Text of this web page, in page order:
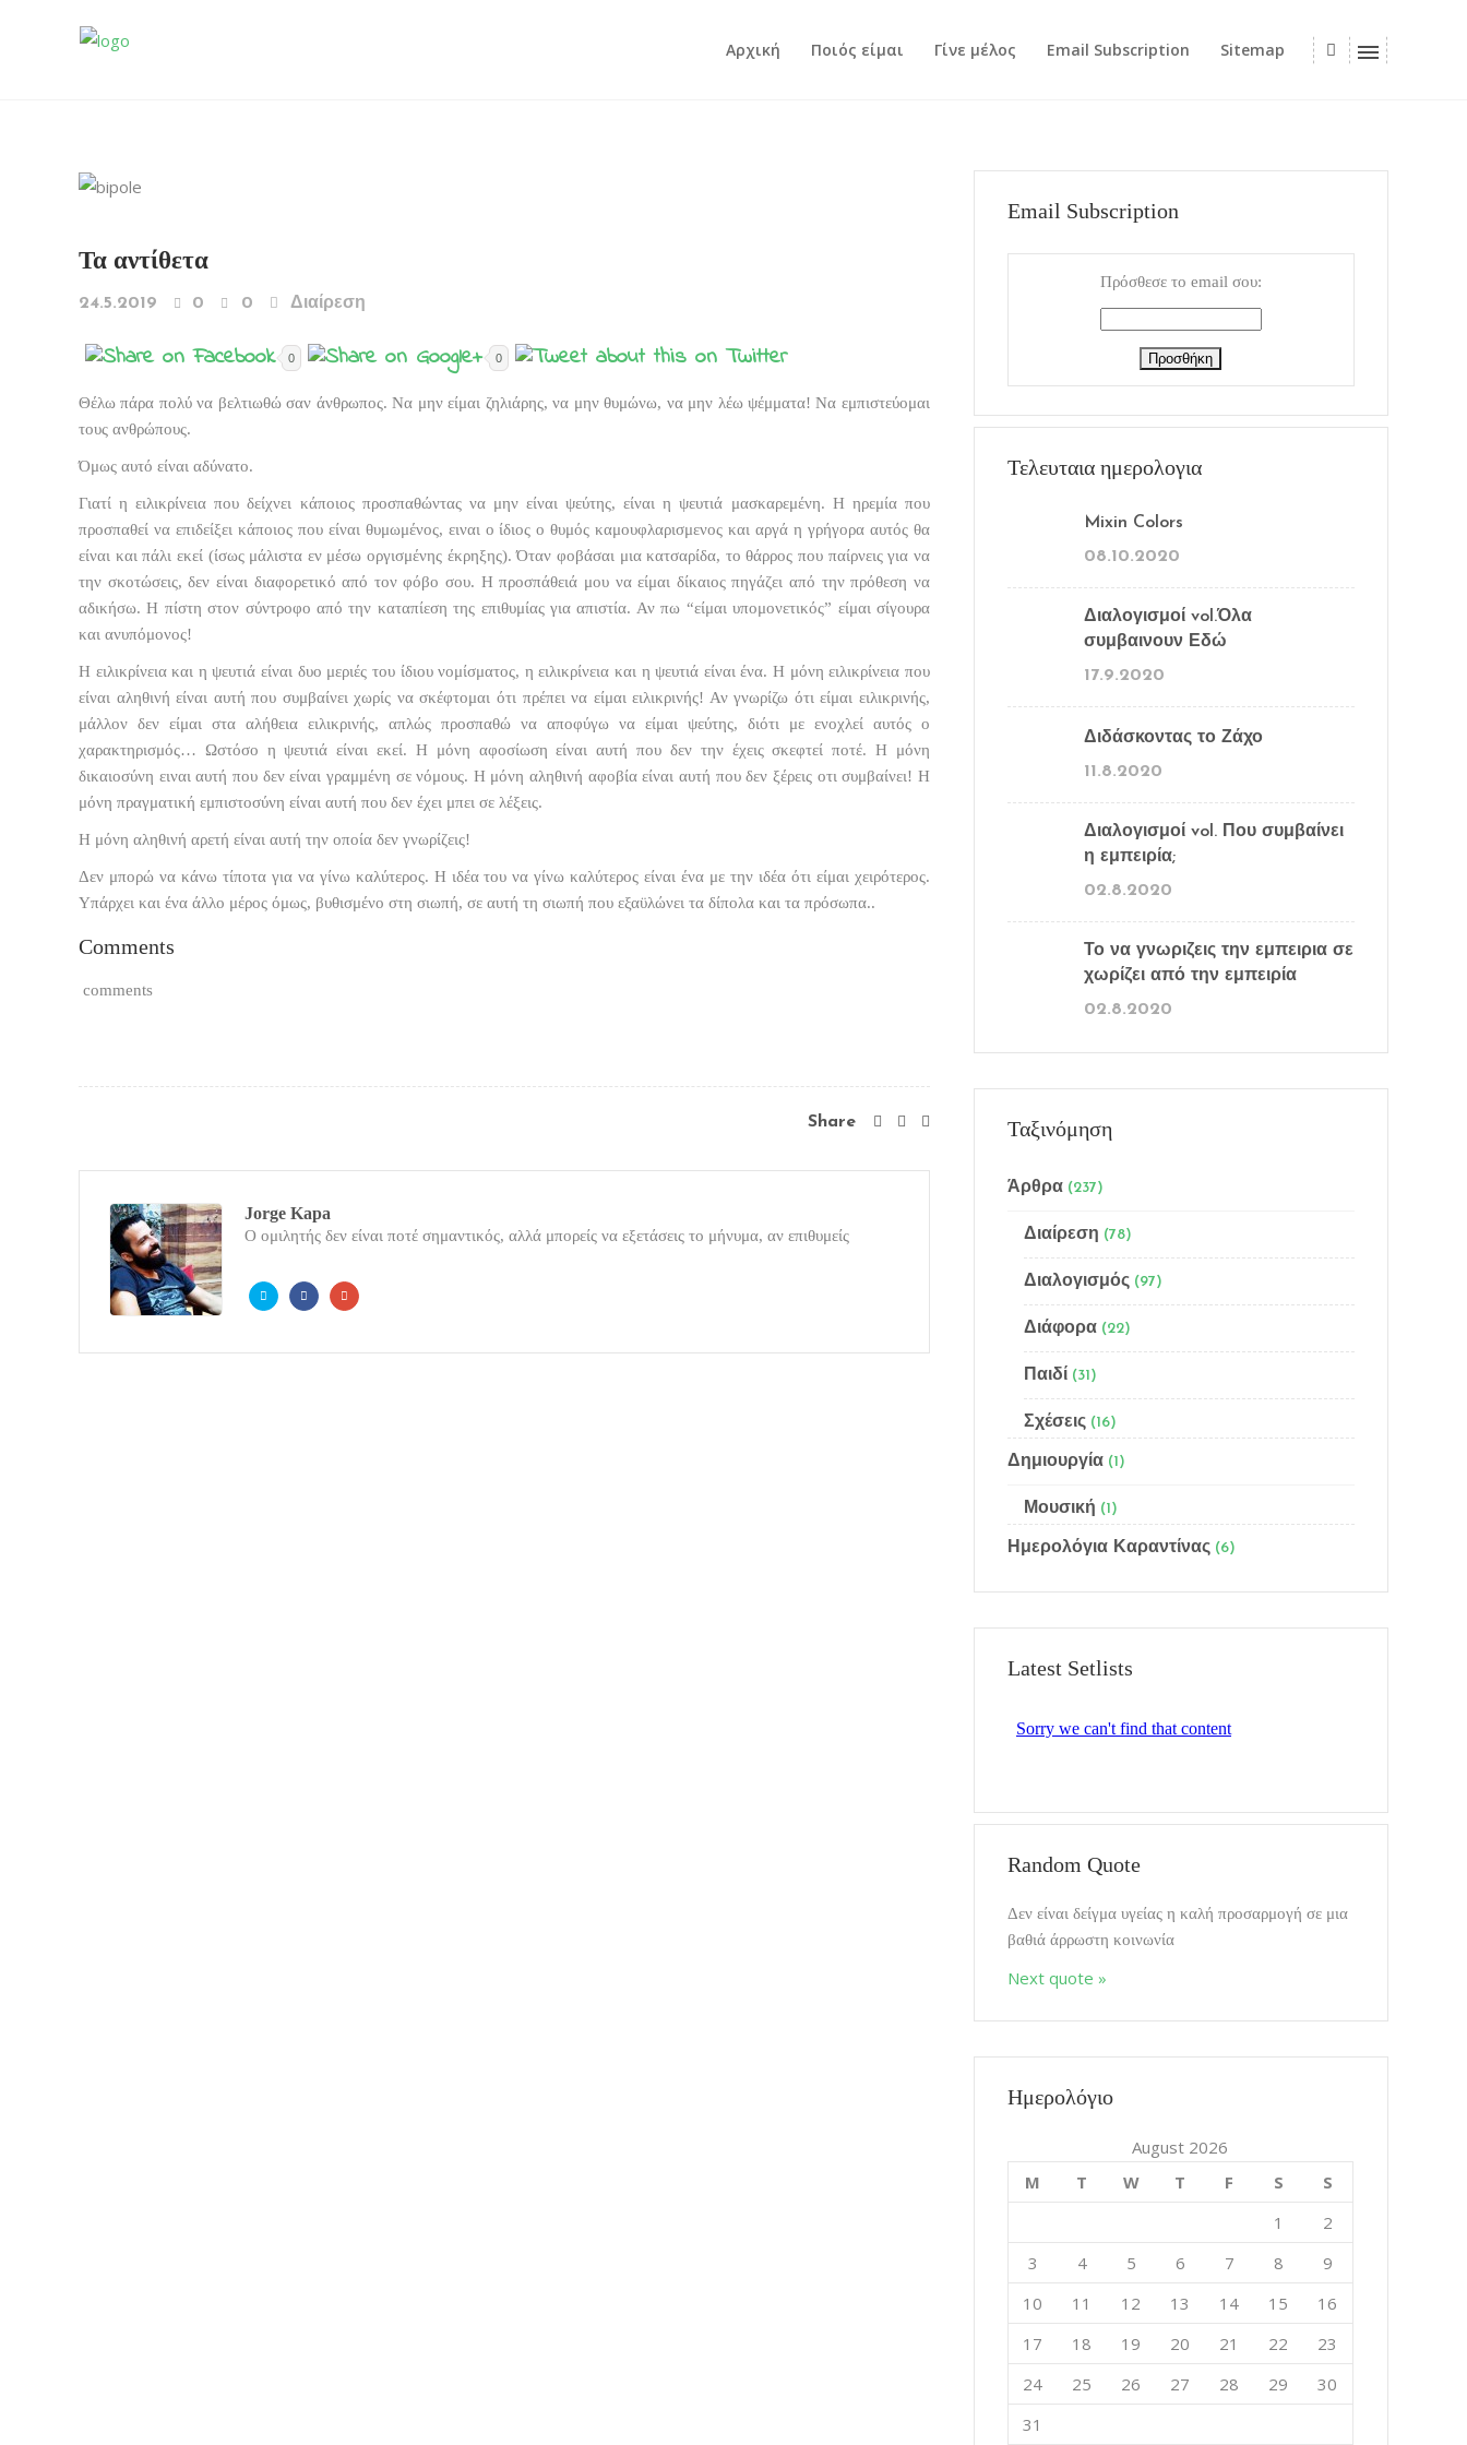
Αρχική Ποιός είμαι Γίνε μέλος Email Subscription Sitemap
Τα αντίθετα
24.5.2019 0 0 Διαίρεση
0 0
Θέλω πάρα πολύ να βελτιωθώ σαν άνθρωπος. Να μην είμαι ζηλιάρης, να μην θυμώνω, να μην λέω ψέμματα! Να εμπιστεύομαι
τους ανθρώπους.
Όμως αυτό είναι αδύνατο.
Γιατί η ειλικρίνεια που δείχνει κάποιος προσπαθώντας να μην είναι ψεύτης, είναι η ψευτιά μασκαρεμένη. Η ηρεμία που
προσπαθεί να επιδείξει κάποιος που είναι θυμωμένος, ειναι ο ίδιος ο θυμός καμουφλαρισμενος και αργά η γρήγορα αυτός θα
είναι και πάλι εκεί (ίσως μάλιστα εν μέσω οργισμένης έκρηξης). Όταν φοβάσαι μια κατσαρίδα, το θάρρος που παίρνεις για να
την σκοτώσεις, δεν είναι διαφορετικό από τον φόβο σου. Η προσπάθειά μου να είμαι δίκαιος πηγάζει από την πρόθεση να
αδικήσω. Η πίστη στον σύντροφο από την καταπίεση της επιθυμίας για απιστία. Αν πω “είμαι υπομονετικός” είμαι σίγουρα
και ανυπόμονος!
Η ειλικρίνεια και η ψευτιά είναι δυο μεριές του ίδιου νομίσματος, η ειλικρίνεια και η ψευτιά είναι ένα. H μόνη ειλικρίνεια που
είναι αληθινή είναι αυτή που συμβαίνει χωρίς να σκέφτομαι ότι πρέπει να είμαι ειλικρινής! Αν γνωρίζω ότι είμαι ειλικρινής,
μάλλον δεν είμαι στα αλήθεια ειλικρινής, απλώς προσπαθώ να αποφύγω να είμαι ψεύτης, διότι με ενοχλεί αυτός ο
χαρακτηρισμός… Ωστόσο η ψευτιά είναι εκεί. Η μόνη αφοσίωση είναι αυτή που δεν την έχεις σκεφτεί ποτέ. Η μόνη
δικαιοσύνη ειναι αυτή που δεν είναι γραμμένη σε νόμους. Η μόνη αληθινή αφοβία είναι αυτή που δεν ξέρεις οτι συμβαίνει! Η
μόνη πραγματική εμπιστοσύνη είναι αυτή που δεν έχει μπει σε λέξεις.
Η μόνη αληθινή αρετή είναι αυτή την οποία δεν γνωρίζεις!
Δεν μπορώ να κάνω τίποτα για να γίνω καλύτερος. Η ιδέα του να γίνω καλύτερος είναι ένα με την ιδέα ότι είμαι χειρότερος.
Υπάρχει και ένα άλλο μέρος όμως, βυθισμένο στη σιωπή, σε αυτή τη σιωπή που εξαϋλώνει τα δίπολα και τα πρόσωπα..
Comments
comments
Share
Jorge Kapa
Ο ομιλητής δεν είναι ποτέ σημαντικός, αλλά μπορείς να εξετάσεις το μήνυμα, αν επιθυμείς
Email Subscription
Πρόσθεσε το email σου:
Τελευταια ημερολογια
Mixin Colors
08.10.2020
Διαλογισμοί vol.Όλα
συμβαινουν Εδώ
17.9.2020
Διδάσκοντας το Ζάχο
11.8.2020
Διαλογισμοί vol. Που συμβαίνει
η εμπειρία;
02.8.2020
Το να γνωριζεις την εμπειρια σε
χωρίζει από την εμπειρία
02.8.2020
Ταξινόμηση
Άρθρα(237)
Διαίρεση (78)
Διαλογισμός(97)
Διάφορα(22)
Παιδί(31)
Σχέσεις(16)
Δημιουργία(1)
Μουσική (1)
Ημερολόγια Καραντίνας(6)
Latest Setlists
Random Quote
Δεν είναι δείγμα υγείας η καλή προσαρμογή σε μια
βαθιά άρρωστη κοινωνία
Next quote »
Ημερολόγιο
August 2026
M
T W T F S
S
1
2
3
4 5 6 7 8
9
10
11 12 13 14 15
16
17
18 19 20 21 22
23
24
25 26 27 28 29
30
31
Διαλογισμοί vol. Που συμβαίνει η εμπειρία;
Το να γνωριζεις την εμπειρια σε χωρίζει από την εμπειρία